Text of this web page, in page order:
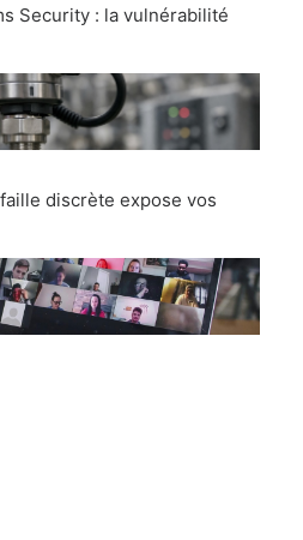
Security : la vulnérabilité
discrète expose vos